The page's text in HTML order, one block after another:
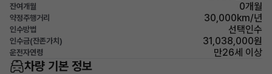
잔여개월 0개월
약정주행거리 30,000km/년
인수방법 선택인수
인수금(잔존가치) 31,038,000원
운전자연령 만26세 이상
차량 기본 정보